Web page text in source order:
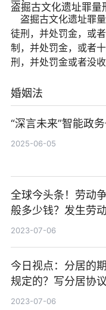
盗掘古文化遗址罪量
盗掘古文化遗址罪
徒刑，并处罚金，或
制，并处罚金，或者
刑，并处罚金或者没收
婚姻法
“深言未来”智能政
2025-06-05
全球今头条！劳动
般多少钱？发生劳
工资？
2023-07-06
今日视点：分居的
规定的？写分居协
效？
2023-07-06